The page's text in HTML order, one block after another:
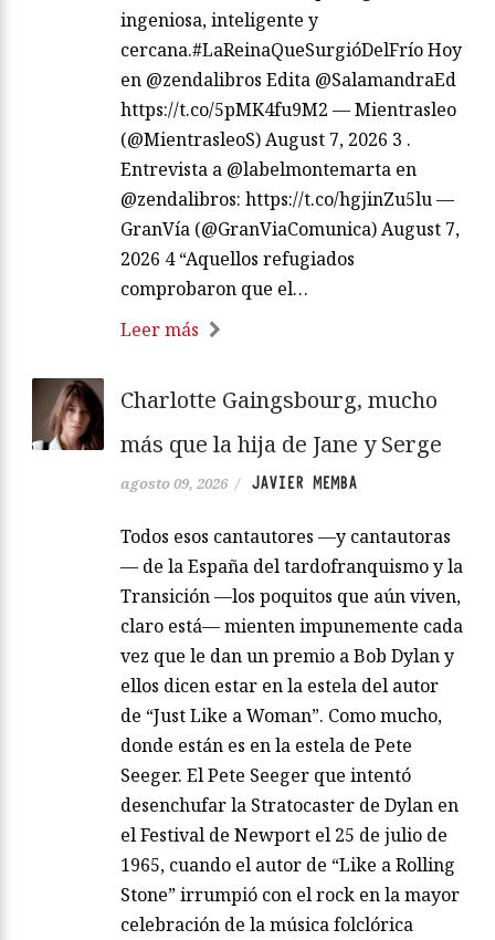
ingeniosa, inteligente y
cercana.#LaReinaQueSurgióDelFrío Hoy
en @zendalibros Edita @SalamandraEd
https://t.co/5pMK4fu9M2 — Mientrasleo
(@MientrasleoS) August 7, 2026 3 .
Entrevista a @labelmontemarta en
@zendalibros: https://t.co/hgjinZu5lu —
GranVía (@GranViaComunica) August 7,
2026 4 “Aquellos refugiados
comprobaron que el…
Leer más
Charlotte Gaingsbourg, mucho
más que la hija de Jane y Serge
agosto 09, 2026 / JAVIER MEMBA
Todos esos cantautores —y cantautoras
— de la España del tardofranquismo y la
Transición —los poquitos que aún viven,
claro está— mienten impunemente cada
vez que le dan un premio a Bob Dylan y
ellos dicen estar en la estela del autor
de “Just Like a Woman”. Como mucho,
donde están es en la estela de Pete
Seeger. El Pete Seeger que intentó
desenchufar la Stratocaster de Dylan en
el Festival de Newport el 25 de julio de
1965, cuando el autor de “Like a Rolling
Stone” irrumpió con el rock en la mayor
celebración de la música folclórica